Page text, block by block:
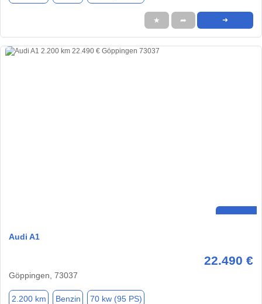
★ ➦ ➜
Audi A1
22.490 €
Göppingen, 73037
2.200 km Benzin 70 kw (95 PS)